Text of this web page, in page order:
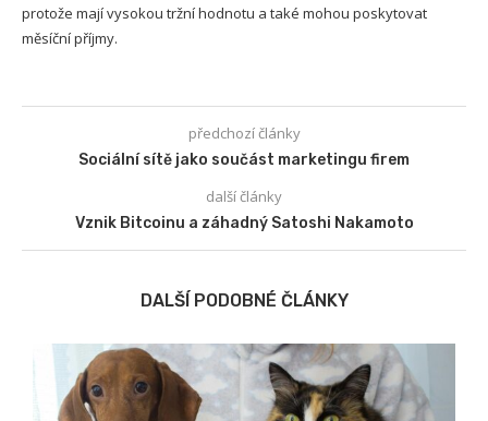
protože mají vysokou tržní hodnotu a také mohou poskytovat
měsíční příjmy.
předchozí články
Sociální sítě jako součást marketingu firem
další články
Vznik Bitcoinu a záhadný Satoshi Nakamoto
DALŠÍ PODOBNÉ ČLÁNKY